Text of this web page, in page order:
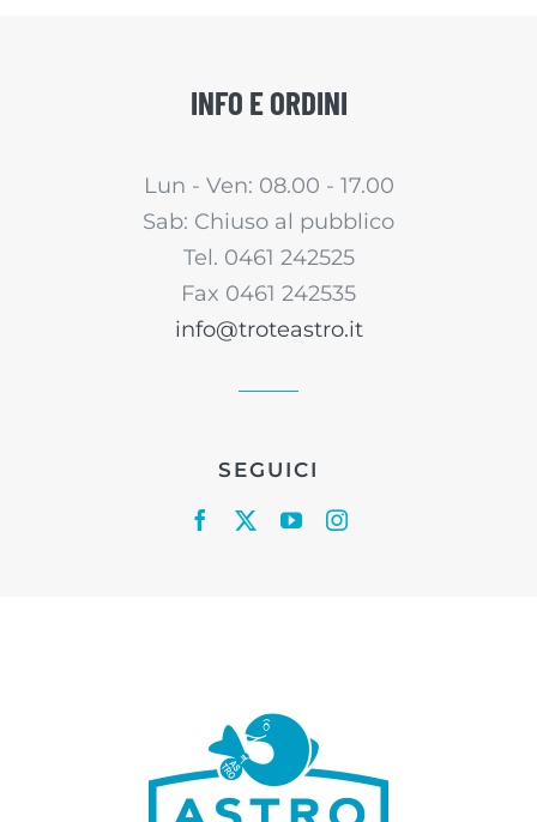
INFO E ORDINI
Lun - Ven: 08.00 - 17.00
Sab: Chiuso al pubblico
Tel. 0461 242525
Fax 0461 242535
info@troteastro.it
SEGUICI